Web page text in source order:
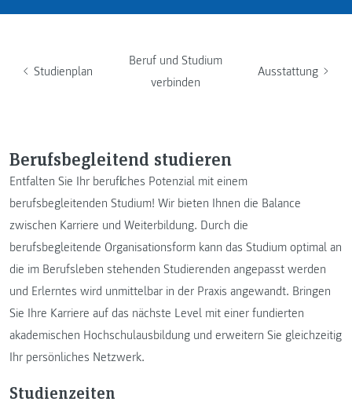
Studienplan
Beruf und Studium
verbinden
Ausstattung
Berufsbegleitend studieren
Entfalten Sie Ihr berufliches Potenzial mit einem
berufsbegleitenden Studium! Wir bieten Ihnen die Balance
zwischen Karriere und Weiterbildung. Durch die
berufsbegleitende Organisationsform kann das Studium optimal an
die im Berufsleben stehenden Studierenden angepasst werden
und Erlerntes wird unmittelbar in der Praxis angewandt. Bringen
Sie Ihre Karriere auf das nächste Level mit einer fundierten
akademischen Hochschulausbildung und erweitern Sie gleichzeitig
Ihr persönliches Netzwerk.
Studienzeiten